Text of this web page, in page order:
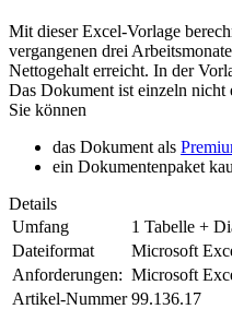
Mit dieser Excel-Vorlage
vergangenen drei
Nettogehalt erreicht. In der
Das Dokument ist einzeln nicht
Sie können
das Dokument als
ein Dokumentenpaket
Details
Umfang
1 Tabelle +
Dateiformat
Microsoft
Anforderungen: Microsoft
Artikel-Nummer 99.136.17